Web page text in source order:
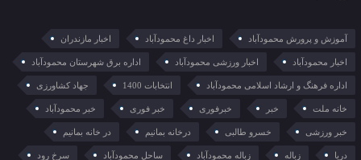
آموزش و پرورش محمودآباد اخبار داغ محمودآباد اخبار مازندران
اخبار محمودآباد اخبار ورزشی محمودآباد اداره برق شهرستان محمودآباد
اداره فرهنگ و ارشاد اسلامی محمودآباد انتخابات 1400 جهاد کشاورزی
خانه ملت خبر خبرفوری خبر فوری خبر محمودآباد
خبر ورزشی خسرو طالبی درخانه بمانیم در خانه بمانیم
دریا زباله زباله محمودآباد ساحل محمودآباد سرخ رود